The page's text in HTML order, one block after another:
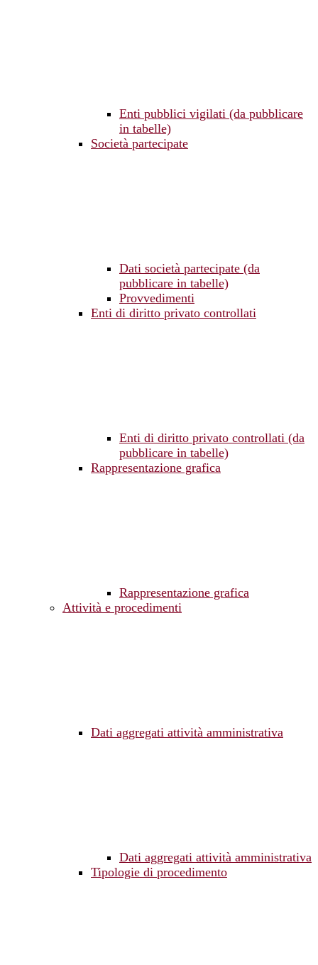
Enti pubblici vigilati (da pubblicare
in tabelle)
Società partecipate
Dati società partecipate (da
pubblicare in tabelle)
Provvedimenti
Enti di diritto privato controllati
Enti di diritto privato controllati (da
pubblicare in tabelle)
Rappresentazione grafica
Rappresentazione grafica
Attività e procedimenti
Dati aggregati attività amministrativa
Dati aggregati attività amministrativa
Tipologie di procedimento